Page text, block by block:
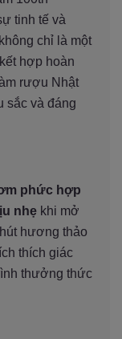
tinh tế và
chỉ là một
hợp hoàn
rượu Nhật
sắc và đáng
phức hợp
nhẹ khi mở
hương thảo
thích giác
thưởng thức